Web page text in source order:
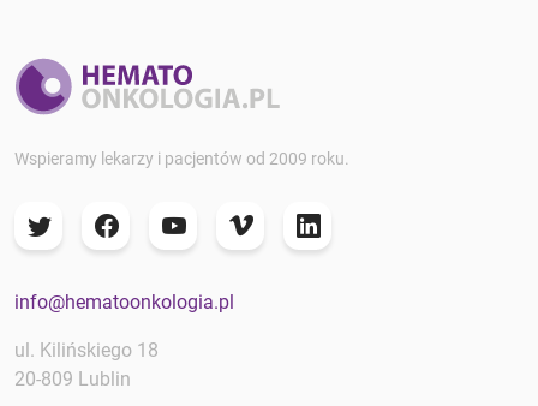
Wspieramy lekarzy i pacjentów od 2009 roku.
info@hematoonkologia.pl
ul. Kilińskiego 18
20-809 Lublin